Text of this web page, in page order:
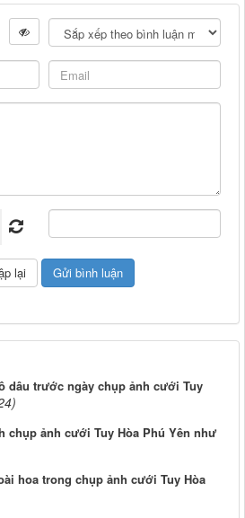
dâu trước ngày chụp ảnh cưới Tuy
chụp ảnh cưới Tuy Hòa Phú Yên như
hoa trong chụp ảnh cưới Tuy Hòa